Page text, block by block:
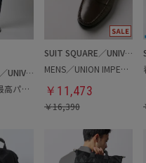
SUIT SQUARE／UNIVERSAL LANGUAGE
春夏／涼しい最高パンツ
SUIT SQUARE／UNIVERSAL LANGUAGE
MENS／UNION IMPERIAL監修／コインローファー
￥ 11,473
￥16,390